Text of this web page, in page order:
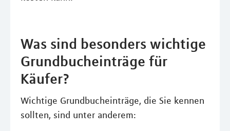
Was sind besonders wichtige
Grundbucheinträge für
Käufer?
Wichtige Grundbucheinträge, die Sie kennen
sollten, sind unter anderem: